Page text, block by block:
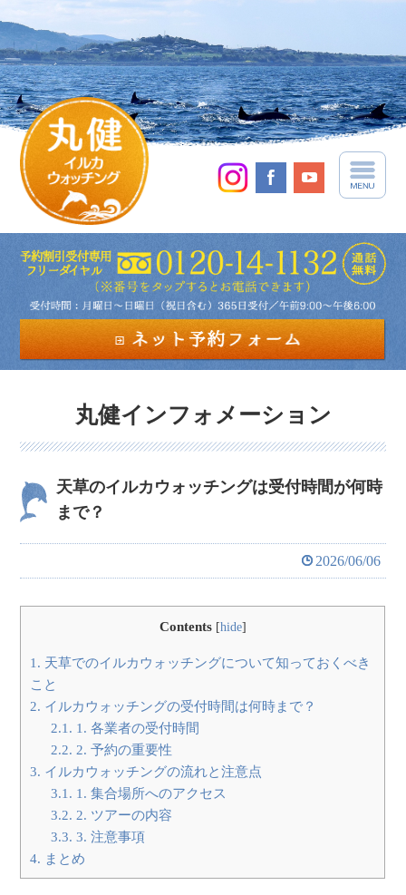
丸健インフォメーション
天草のイルカウォッチングは受付時間が何時
まで？
2026/06/06
Contents [hide]
1. 天草でのイルカウォッチングについて知っておくべき
こと
2. イルカウォッチングの受付時間は何時まで？
2.1. 1. 各業者の受付時間
2.2. 2. 予約の重要性
3. イルカウォッチングの流れと注意点
3.1. 1. 集合場所へのアクセス
3.2. 2. ツアーの内容
3.3. 3. 注意事項
4. まとめ